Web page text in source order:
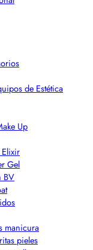
de Estética
Up
Gel
BV
manicura
pieles